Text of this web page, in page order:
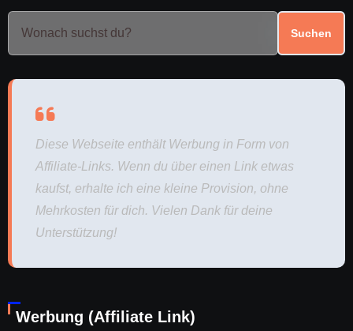
Suchen
Diese Webseite enthält Werbung in Form von
Affiliate-Links. Wenn du über einen Link etwas
kaufst, erhalte ich eine kleine Provision, ohne
Mehrkosten für dich. Vielen Dank für deine
Unterstützung!
Werbung (Affiliate Link)